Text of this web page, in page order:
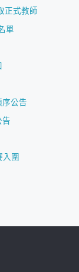
正式教師
單
公告
告
入圍